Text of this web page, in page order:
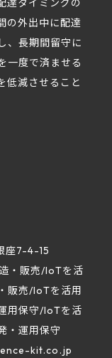
達タイミングの
の外出中に配達
、長期間留守に
一度で済ませる
低減させること
座7-4-15
・販売/IoTを活
販売/IoTを活用
用保守/IoTを活
・運用保守
kit.co.jp